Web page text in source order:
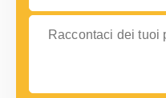
Raccontaci dei tuoi piani